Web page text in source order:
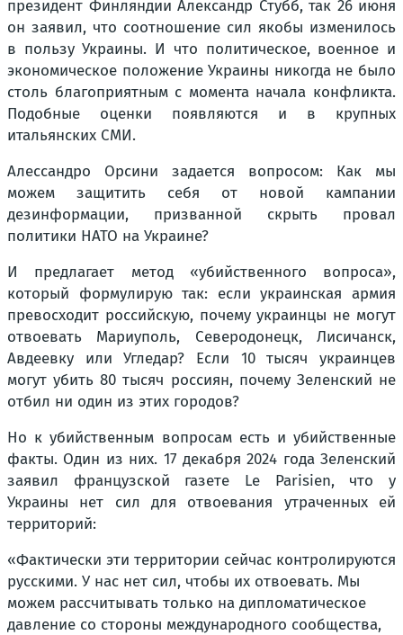
президент Финляндии Александр Стубб, так 26 июня
он заявил, что соотношение сил якобы изменилось
в пользу Украины. И что политическое, военное и
экономическое положение Украины никогда не было
столь благоприятным с момента начала конфликта.
Подобные оценки появляются и в крупных
итальянских СМИ.
Алессандро Орсини задается вопросом: Как мы
можем защитить себя от новой кампании
дезинформации, призванной скрыть провал
политики НАТО на Украине?
И предлагает метод «убийственного вопроса»,
который формулирую так: если украинская армия
превосходит российскую, почему украинцы не могут
отвоевать Мариуполь, Северодонецк, Лисичанск,
Авдеевку или Угледар? Если 10 тысяч украинцев
могут убить 80 тысяч россиян, почему Зеленский не
отбил ни один из этих городов?
Но к убийственным вопросам есть и убийственные
факты. Один из них. 17 декабря 2024 года Зеленский
заявил французской газете Le Parisien, что у
Украины нет сил для отвоевания утраченных ей
территорий:
«Фактически эти территории сейчас контролируются
русскими. У нас нет сил, чтобы их отвоевать. Мы
можем рассчитывать только на дипломатическое
давление со стороны международного сообщества,